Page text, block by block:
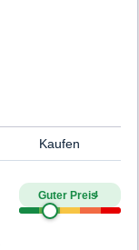
Kaufen
Guter Preis4